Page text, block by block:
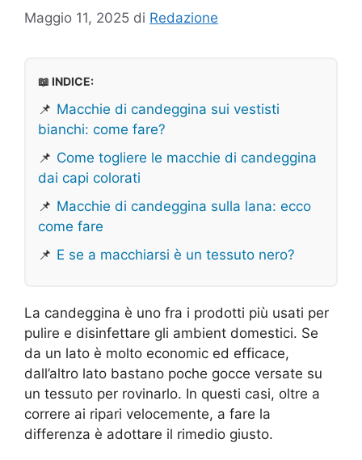
Maggio 11, 2025 di Redazione
📖 INDICE:
📌 Macchie di candeggina sui vestisti
bianchi: come fare?
📌 Come togliere le macchie di candeggina
dai capi colorati
📌 Macchie di candeggina sulla lana: ecco
come fare
📌 E se a macchiarsi è un tessuto nero?
La candeggina è uno fra i prodotti più usati per
pulire e disinfettare gli ambient domestici. Se
da un lato è molto economic ed efficace,
dall’altro lato bastano poche gocce versate su
un tessuto per rovinarlo. In questi casi, oltre a
correre ai ripari velocemente, a fare la
differenza è adottare il rimedio giusto.